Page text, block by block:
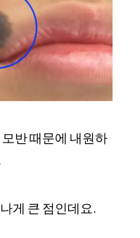
반 때문에 내원하
게 큰 점인데요.